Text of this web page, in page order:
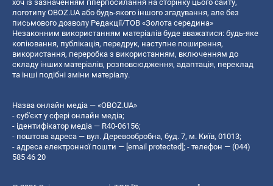
хоч із зазначенням гіперпосилання на сторінку цього сайту,
логотипу OBOZ.UA або будь-якого іншого згадування, але без
письмового дозволу Редакції/ТОВ «Золота середина»
Незаконним використанням матеріалів буде вважатися: будь-яке
копiювання, публiкацiя, передрук, наступне поширення,
використання, переробка з використанням, включенням до
складу інших матеріалів, розповсюдження, адаптація, переклад
та інші подібні зміни матеріалу.
Назва онлайн медіа — «OBOZ.UA»
- суб'єкт у сфері онлайн медіа;
- ідентифікатор медіа — R40-06156;
- поштова адреса — вул. Деревообробна, буд. 7, м. Київ, 01013;
- адреса електронної пошти — [email protected] ; - телефон — (044)
585 46 20